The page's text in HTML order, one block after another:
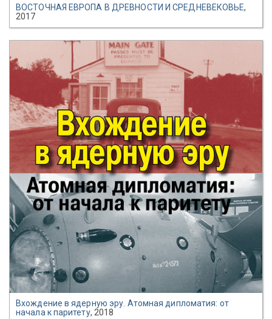
ВОСТОЧНАЯ ЕВРОПА В ДРЕВНОСТИ И СРЕДНЕВЕКОВЬЕ,
2017
Вхождение в ядерную эру. Атомная дипломатия: от
начала к паритету, 2018